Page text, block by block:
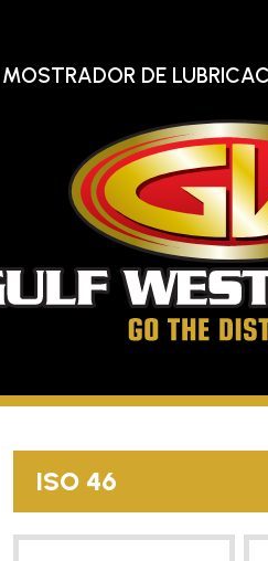
Llega
final
MOSTRADOR DE
ISO 46